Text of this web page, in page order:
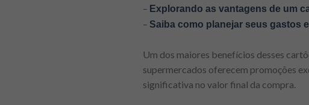
– Explorando as vantagens de um
– Saiba como planejar seus gastos
Um dos maiores benefícios desses
supermercados oferecem promoções
significativa no valor final da compra.